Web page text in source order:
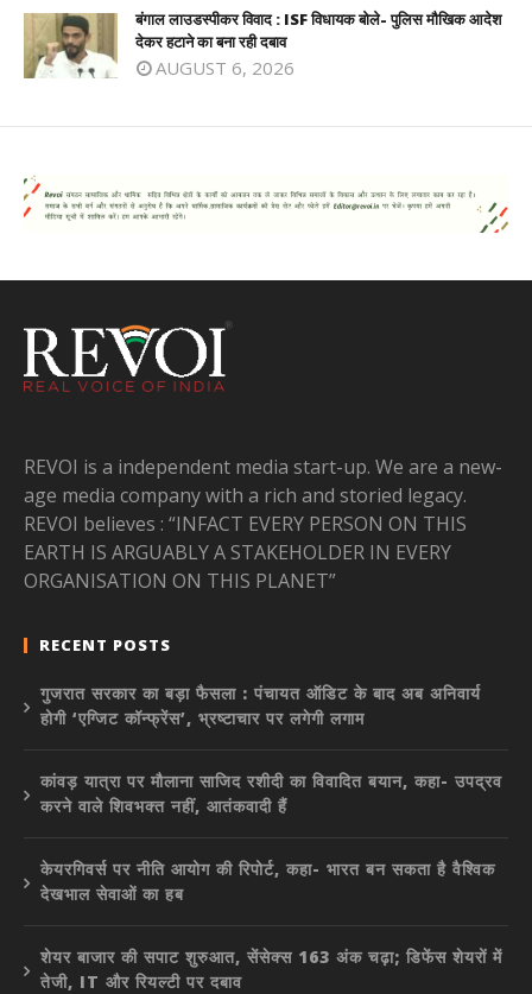
बंगाल लाउडस्पीकर विवाद : ISF विधायक बोले- पुलिस मौखिक आदेश
देकर हटाने का बना रही दबाव
AUGUST 6, 2026
REVOI is a independent media start-up. We are a new-
age media company with a rich and storied legacy.
REVOI believes : “INFACT EVERY PERSON ON THIS
EARTH IS ARGUABLY A STAKEHOLDER IN EVERY
ORGANISATION ON THIS PLANET”
RECENT POSTS
गुजरात सरकार का बड़ा फैसला : पंचायत ऑडिट के बाद अब अनिवार्य
होगी ‘एग्जिट कॉन्फ्रेंस’, भ्रष्टाचार पर लगेगी लगाम
कांवड़ यात्रा पर मौलाना साजिद रशीदी का विवादित बयान, कहा- उपद्रव
करने वाले शिवभक्त नहीं, आतंकवादी हैं
केयरगिवर्स पर नीति आयोग की रिपोर्ट, कहा- भारत बन सकता है वैश्विक
देखभाल सेवाओं का हब
शेयर बाजार की सपाट शुरुआत, सेंसेक्स 163 अंक चढ़ा; डिफेंस शेयरों में
तेजी, IT और रियल्टी पर दबाव